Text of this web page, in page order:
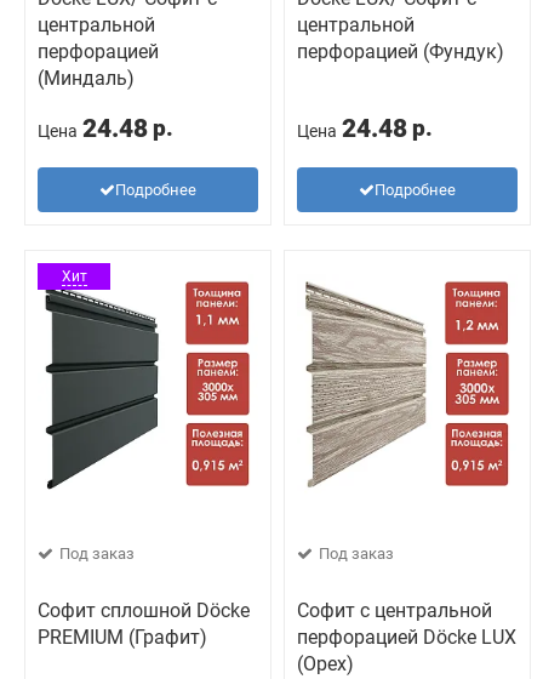
центральной
перфорацией
(Миндаль)
Цена 24.48 р.
Подробнее
центральной
перфорацией (Фундук)
Цена 24.48 р.
Подробнее
Хит
Под заказ
Софит сплошной Döcke
PREMIUM (Графит)
Под заказ
Софит с центральной
перфорацией Döcke LUX
(Орех)